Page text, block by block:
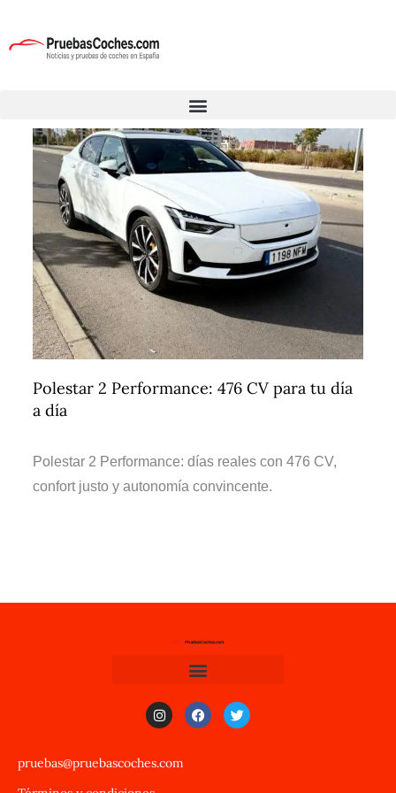
Polestar 2 Performance: 476 CV para tu día
a día
Polestar 2 Performance: días reales con 476 CV,
confort justo y autonomía convincente.
pruebas@pruebascoches.com